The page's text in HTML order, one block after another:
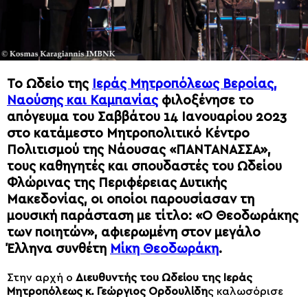
Το Ωδείο της
Ιεράς Μητροπόλεως Βεροίας,
Ναούσης και Καμπανίας φιλοξένησε το
απόγευμα του Σαββάτου 14 Ιανουαρίου 2023
στο κατάμεστο Μητροπολιτικό Κέντρο
Πολιτισμού της Νάουσας «ΠΑΝΤΑΝΑΣΣΑ»,
τους καθηγητές και σπουδαστές του Ωδείου
Φλώρινας της Περιφέρειας Δυτικής
Μακεδονίας, οι οποίοι παρουσίασαν τη
μουσική παράσταση με τίτλο: «Ο Θεοδωράκης
των ποιητών», αφιερωμένη στον μεγάλο
Έλληνα συνθέτη Μίκη Θεοδωράκη.
Στην αρχή ο Διευθυντής του Ωδείου της Ιεράς
Μητροπόλεως κ. Γεώργιος Ορδουλίδης καλωσόρισε